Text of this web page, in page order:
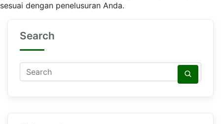
sesuai dengan penelusuran Anda.
Search